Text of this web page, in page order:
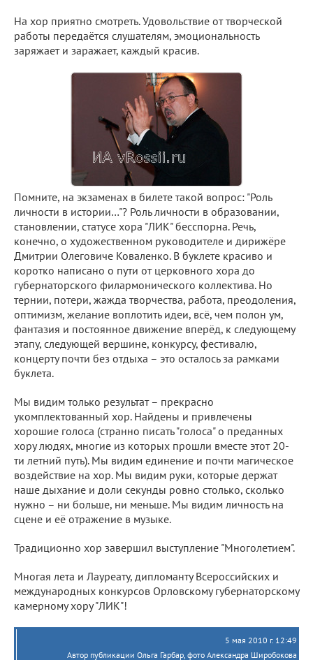
На хор приятно смотреть. Удовольствие от творческой
работы передаётся слушателям, эмоциональность
заряжает и заражает, каждый красив.
Помните, на экзаменах в билете такой вопрос: "Роль
личности в истории…"? Роль личности в образовании,
становлении, статусе хора "ЛИК" бесспорна. Речь,
конечно, о художественном руководителе и дирижёре
Дмитрии Олеговиче Коваленко. В буклете красиво и
коротко написано о пути от церковного хора до
губернаторского филармонического коллектива. Но
тернии, потери, жажда творчества, работа, преодоления,
оптимизм, желание воплотить идеи, всё, чем полон ум,
фантазия и постоянное движение вперёд, к следующему
этапу, следующей вершине, конкурсу, фестивалю,
концерту почти без отдыха – это осталось за рамками
буклета.
Мы видим только результат – прекрасно
укомплектованный хор. Найдены и привлечены
хорошие голоса (странно писать "голоса" о преданных
хору людях, многие из которых прошли вместе этот 20-
ти летний путь). Мы видим единение и почти магическое
воздействие на хор. Мы видим руки, которые держат
наше дыхание и доли секунды ровно столько, сколько
нужно – ни больше, ни меньше. Мы видим личность на
сцене и её отражение в музыке.
Традиционно хор завершил выступление "Многолетием".
Многая лета и Лауреату, дипломанту Всероссийских и
международных конкурсов Орловскому губернаторскому
камерному хору "ЛИК"!
5 мая 2010 г. 12:49
Автор публикации Ольга Гарбар, фото Александра Широбокова